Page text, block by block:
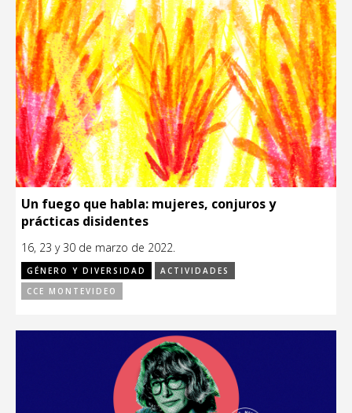
Un fuego que habla: mujeres, conjuros y
prácticas disidentes
16, 23 y 30 de marzo de 2022.
GÉNERO Y DIVERSIDAD
ACTIVIDADES
CCE MONTEVIDEO